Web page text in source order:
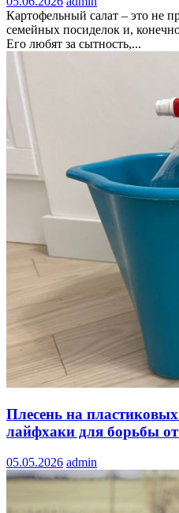
Картофельный салат – это не
семейных посиделок и,
Его любят за сытность,...
Плесень на
лайфхаки для борьбы от
05.05.2026 admin